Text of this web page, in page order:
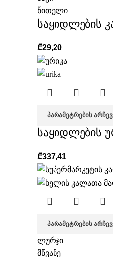
წითელი
საყიდლების
₾29,20
ᲞᲐᲠᲐᲛᲔᲢᲠᲔᲑᲘᲡ
საყიდლების
₾337,41
ᲞᲐᲠᲐᲛᲔᲢᲠᲔᲑᲘᲡ
ლურჯი
მწვანე